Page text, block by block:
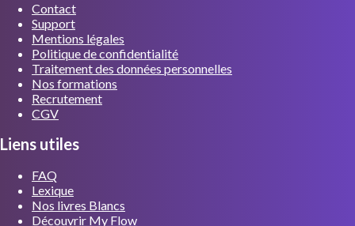
Contact
Support
Mentions légales
Politique de confidentialité
Traitement des données personnelles
Nos formations
Recrutement
CGV
Liens utiles
FAQ
Lexique
Nos livres Blancs
Découvrir My Flow